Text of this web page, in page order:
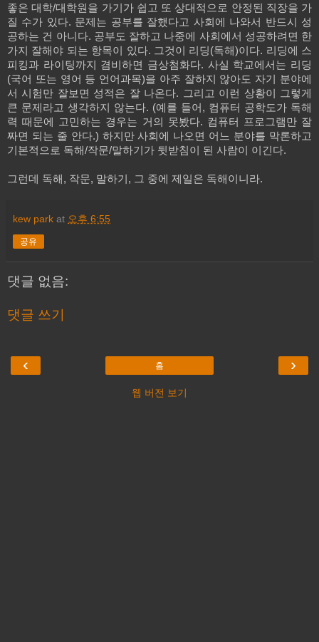
좋은 대학/대학원을 가기가 쉽고 또 상대적으로 안정된 직장을 가
질 수가 있다. 문제는 공부를 잘했다고 사회에 나와서 반드시 성
공하는 건 아니다. 공부도 잘하고 나중에 사회에서 성공하려면 한
가지 잘해야 되는 항목이 있다. 그것이 리딩(독해)이다. 리딩에 스
피킹과 라이팅까지 겸비하면 금상첨화다. 사실 학교에서는 리딩
(국어 또는 영어 등 언어과목)을 아주 잘하지 않아도 자기 분야에
서 시험만 잘보면 성적은 잘 나온다. 그리고 이런 상황이 그렇게
큰 문제라고 생각하지 않는다. (예를 들어 , 컴퓨터 공학도가 독해
력 때문에 고민하는 경우는 거의 못봤다. 컴퓨터 프로그램만 잘
짜면 되는 줄 안다.) 하지만 사회에 나오면 어느 분야를 막론하고
기본적으로 독해/작문/말하기가 뒷받침이 된 사람이 이긴다.
그런데 독해 , 작문, 말하기 , 그 중에 제일은 독해이니라.
kew park at 오후 6:55
공유
댓글 없음:
댓글 쓰기
‹ ›
홈
웹 버전 보기